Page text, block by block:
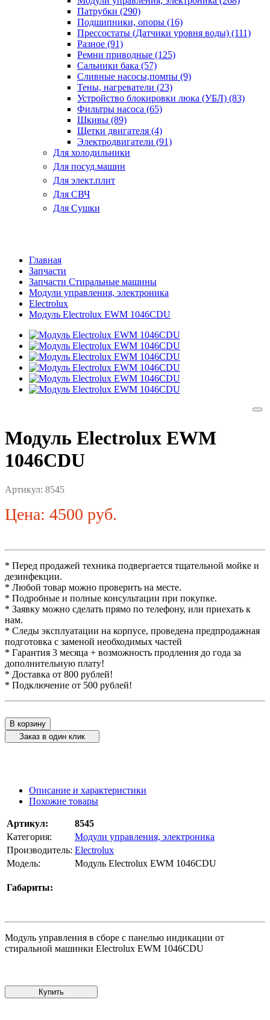
Патрубки (290)
Подшипники, опоры (16)
Прессостаты (Датчики уровня воды) (111)
Разное (91)
Ремни приводные (125)
Сальники бака (57)
Сливные насосы,помпы (9)
Тены, нагреватели (23)
Устройство блокировки люка (УБЛ) (83)
Фильтры насоса (65)
Шкивы (89)
Щетки двигателя (4)
Электродвигатели (91)
Для холодильники
Для посуд.машин
Для элект.плит
Для СВЧ
Для Сушки
Главная
Запчасти
Запчасти Стиральные машины
Модули управления, электроника
Electrolux
Модуль Electrolux EWM 1046CDU
Модуль Electrolux EWM
1046CDU
Артикул: 8545
Цена: 4500 руб.
* Перед продажей техника подвергается тщательной мойке и
дезинфекции.
* Любой товар можно проверить на месте.
* Подробные и полные консультации при покупке.
* Заявку можно сделать прямо по телефону, или приехать к
нам.
* Следы эксплуатации на корпусе, проведена предпродажная
подготовка с заменой необходимых частей
* Гарантия 3 месяца + возможность продления до года за
дополнительную плату!
* Доставка от 800 рублей!
* Подключение от 500 рублей!
В корзину
Заказ в один клик
Описание и характеристики
Похожие товары
Артикул:
8545
Категория:
Модули управления, электроника
Производитель: Electrolux
Модель:
Модуль Electrolux EWM 1046CDU
Габариты:
Модуль управления в сборе с панелью индикации от
стиральной машинки Electrolux EWM 1046CDU